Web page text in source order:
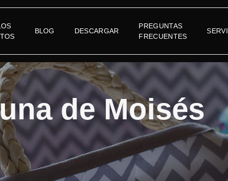
BLOG DESCARGAR
PREGUNTAS
FRECUENTES
de Moisés